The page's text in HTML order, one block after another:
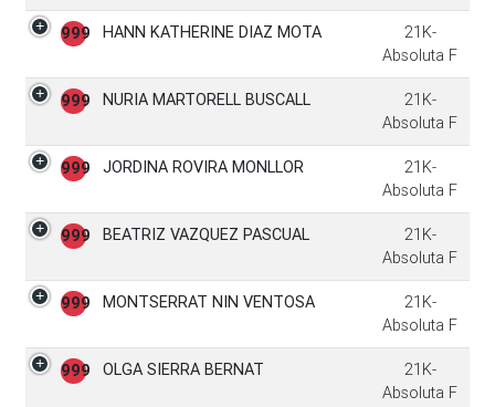
999 HANN KATHERINE DIAZ MOTA
21K-
Absoluta F
999 NURIA MARTORELL BUSCALL
21K-
Absoluta F
999 JORDINA ROVIRA MONLLOR
21K-
Absoluta F
999 BEATRIZ VAZQUEZ PASCUAL
21K-
Absoluta F
999 MONTSERRAT NIN VENTOSA
21K-
Absoluta F
999 OLGA SIERRA BERNAT
21K-
Absoluta F